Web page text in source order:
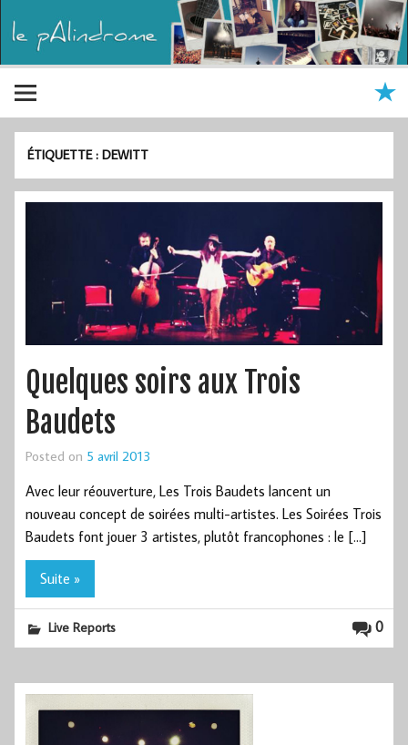
ÉTIQUETTE :DEWITT
Quelques soirs aux Trois
Baudets
Posted on 5 avril 2013
Avec leur réouverture, Les Trois Baudets lancent un
nouveau concept de soirées multi-artistes. Les Soirées Trois
Baudets font jouer 3 artistes, plutôt francophones : le […]
Suite »
0
Live Reports